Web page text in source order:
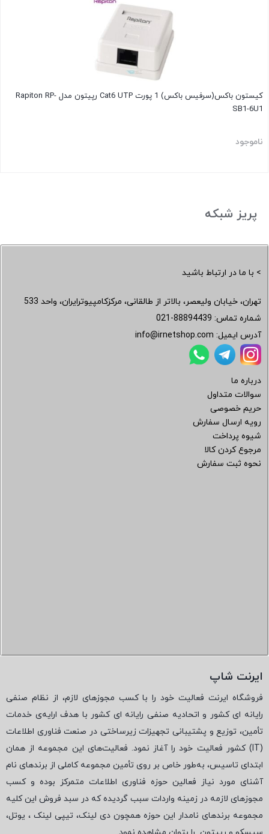
کیستون باکس(سرفیس باکس) 1 پورت Cat6 UTP رپیتون مدل Rapiton RP-
SB1-6U1
ناموجود
پریز شبکه
> با ما در ارتباط باشید
تهران، خیابان ولیعصر، بالاتر از طالقانی، مرکزکامپیوترایران، واحد 533
شماره تماس: 021-88894439
آدرس ایمیل: info@irnetshop.com
درباره ما
سوالات متداول
حریم خصوصی
رویه ارسال سفارش
شیوه پرداخت
مرجوع کردن کالا
نحوه ثبت سفارش
ایرنت شاپ
فروشگاه ایرنت فعالیت خود را با کسب مجوزهای لازم، از نظام صنفی
رایانه ای کشور و اتحادیه صنفی رایانه ای کشور با هدف ارایه‌ی خدمات
تأمین، توزیع و پشتیبانی تجهیزات زیرساختی در صنعت فناوری اطلاعات
(
IT) کشور فعالیت خود را آغاز نمود. فعالیت‌های این مجموعه از همان
ابتدای تاسیس، به‌طور خاص بر روی تأمین مجموعه کاملی از برندهای نام
آشنای مورد نیاز فعالین حوزه فناوری اطلاعات متمرکز بوده و کسب
مجوزهای لازمه در زمینه واردات سبب گردیده که در سبد فروش این کلیه
مجموعه برندهای نامدار این حوزه همچون دی لینک، تیپی لینک ، یوتل،